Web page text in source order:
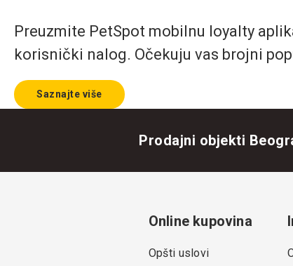
Preuzmite PetSpot mobilnu loyalty
korisnički nalog. Očekuju vas brojni
Saznajte više
Prodajni objekti
Online kupovina
Opšti uslovi